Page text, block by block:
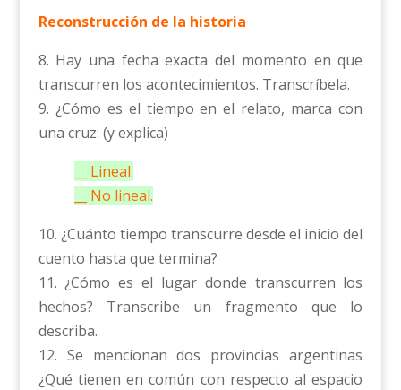
Reconstrucción de la historia
8. Hay una fecha exacta del momento en que
transcurren los acontecimientos. Transcríbela.
9. ¿Cómo es el tiempo en el relato, marca con
una cruz: (y explica)
__ Lineal.
__ No lineal.
10. ¿Cuánto tiempo transcurre desde el inicio del
cuento hasta que termina?
11. ¿Cómo es el lugar donde transcurren los
hechos? Transcribe un fragmento que lo
describa.
12. Se mencionan dos provincias argentinas
¿Qué tienen en común con respecto al espacio